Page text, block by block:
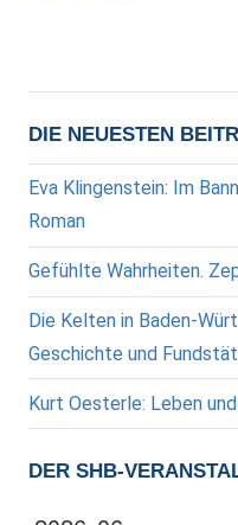
DIE NEUESTEN
Eva Klingenstein: Im
Roman
Gefühlte Wahrheiten.
Die Kelten in Baden-
Geschichte und
Kurt Oesterle: Leben
DER SHB-